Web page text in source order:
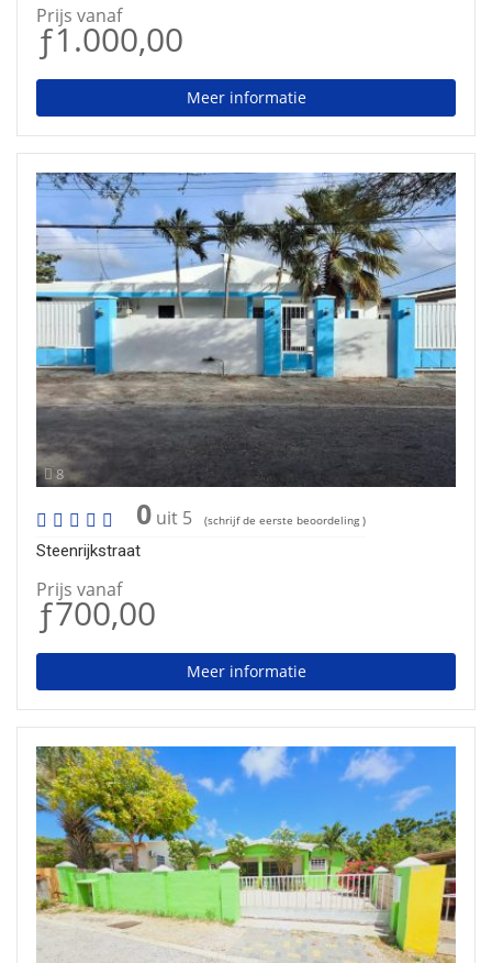
Prijs vanaf
ƒ1.000,00
Meer informatie
8
0 uit 5 (schrijf de eerste beoordeling )
Steenrijkstraat
Prijs vanaf
ƒ700,00
Meer informatie